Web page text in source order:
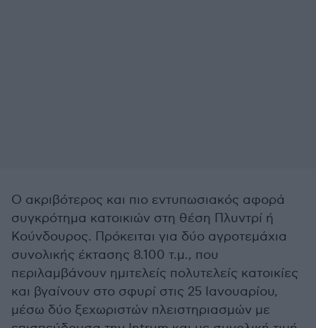
Ο ακριβότερος και πιο εντυπωσιακός αφορά
συγκρότημα κατοικιών στη θέση Πλυντρί ή
Κούνδουρος. Πρόκειται για δύο αγροτεμάχια
συνολικής έκτασης 8.100 τ.μ., που
περιλαμβάνουν ημιτελείς πολυτελείς κατοικίες
και βγαίνουν στο σφυρί στις 25 Ιανουαρίου,
μέσω δύο ξεχωριστών πλειστηριασμών με